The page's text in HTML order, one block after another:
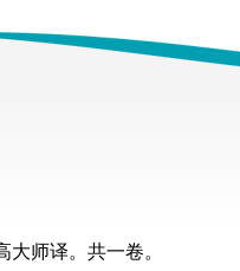
阿
若师译。共一卷。